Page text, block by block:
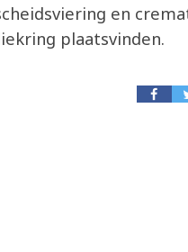
en
plaatsvinden.